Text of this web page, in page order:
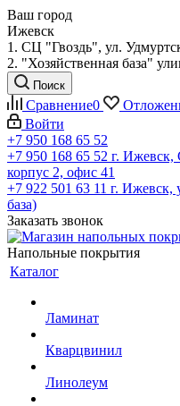
Ваш город
Ижевск
1. СЦ "Гвоздь", ул.
2. "Хозяйственная база"
Поиск
Сравнение0
Войти
+7 950 168 65 52
+7 950 168 65 52 г. Ижевск,
корпус 2, офис 41
+7 922 501 63 11 г. Ижевск,
база)
Заказать звонок
Напольные покрытия
Каталог
Ламинат
Кварцвинил
Линолеум